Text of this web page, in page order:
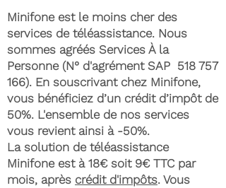
Minifone est le moins cher des
services de téléassistance. Nous
sommes agréés Services À la
Personne (N° d'agrément SAP 518 757
166). En souscrivant chez Minifone,
vous bénéficiez d’un crédit d’impôt de
50%. L'ensemble de nos services
vous revient ainsi à -50%.
La solution de téléassistance
Minifone est à 18€ soit 9€ TTC par
mois, après crédit d'impôts. Vous